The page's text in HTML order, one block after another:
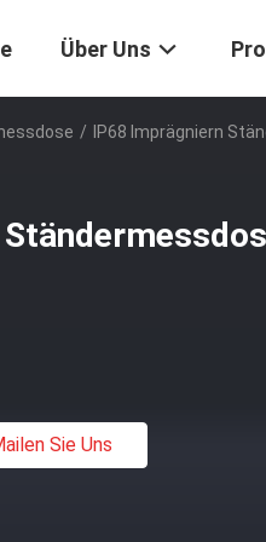
Über Uns
/ IP68 Imprägniern
Sie Uns